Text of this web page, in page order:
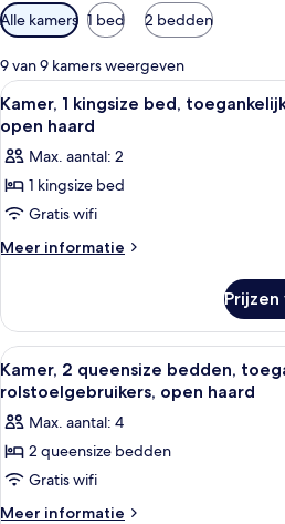
Beschikbare
filters
voor
kamers
Alle kamers 1 bed 2 bedden
9 van 9 kamers weergeven
Alle
foto's
voor
Kamer,
1
kingsize
bed,
rolstoelgebruikers,
open
haard
laden
Een
2
Kamer, 1 kingsize bed,
open haard
Max. aantal: 2
1 kingsize bed
Gratis wifi
Meer informatie
Meer
1
kingsize
bed,
toegankelijk
rolstoelgebruikers,
open
Alle
foto's
voor
Kamer,
2
queensize
bedden,
Een
2
Kamer, 2 queensize bedden,
rolstoelgebruikers, open haard
Max. aantal: 4
2 queensize bedden
Gratis wifi
Meer informatie
Meer